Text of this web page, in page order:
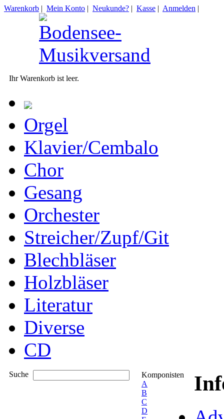
Warenkorb | Mein Konto | Neukunde? | Kasse | Anmelden |
Ihr Warenkorb ist leer.
Orgel
Klavier/Cembalo
Chor
Gesang
Orchester
Streicher/Zupf/Git
Blechbläser
Holzbläser
Literatur
Diverse
CD
Suche
Komponisten
A
B
C
D